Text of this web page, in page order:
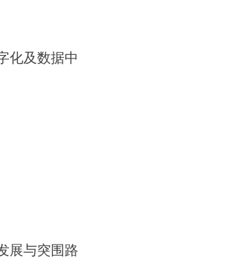
化及数据中
展与突围路